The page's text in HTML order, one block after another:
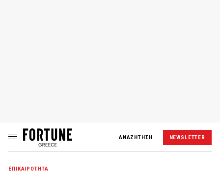
ΑΝΑΖΗΤΗΣΗ NEWSLETTER
ΕΠΙΚΑΙΡΟΤΗΤΑ